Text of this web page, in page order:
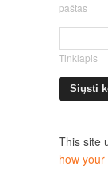
paštas
Tinklapis
This site
how